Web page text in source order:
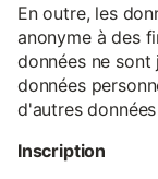
En outre, les
anonyme à des
données ne
données
d'autres
Inscription